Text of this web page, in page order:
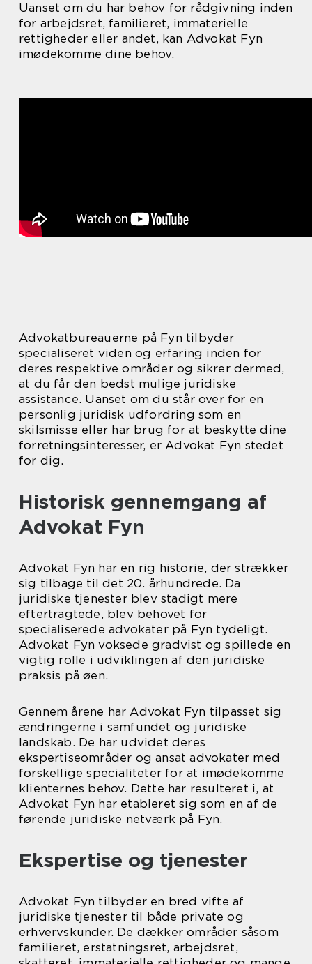
Uanset om du har behov for rådgivning inden
for arbejdsret, familieret, immaterielle
rettigheder eller andet, kan Advokat Fyn
imødekomme dine behov.
Advokatbureauerne på Fyn tilbyder
specialiseret viden og erfaring inden for
deres respektive områder og sikrer dermed,
at du får den bedst mulige juridiske
assistance. Uanset om du står over for en
personlig juridisk udfordring som en
skilsmisse eller har brug for at beskytte dine
forretningsinteresser, er Advokat Fyn stedet
for dig.
Historisk gennemgang af
Advokat Fyn
Advokat Fyn har en rig historie, der strækker
sig tilbage til det 20. århundrede. Da
juridiske tjenester blev stadigt mere
eftertragtede, blev behovet for
specialiserede advokater på Fyn tydeligt.
Advokat Fyn voksede gradvist og spillede en
vigtig rolle i udviklingen af den juridiske
praksis på øen.
Gennem årene har Advokat Fyn tilpasset sig
ændringerne i samfundet og juridiske
landskab. De har udvidet deres
ekspertiseområder og ansat advokater med
forskellige specialiteter for at imødekomme
klienternes behov. Dette har resulteret i, at
Advokat Fyn har etableret sig som en af de
førende juridiske netværk på Fyn.
Ekspertise og tjenester
Advokat Fyn tilbyder en bred vifte af
juridiske tjenester til både private og
erhvervskunder. De dækker områder såsom
familieret, erstatningsret, arbejdsret,